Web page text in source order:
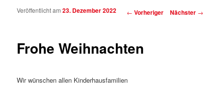
Beitragsnavigation
← Vorheriger Nächster →
Frohe Weihnachten
Veröffentlicht am23. Dezember 2022
Wir wünschen allen Kinderhausfamilien